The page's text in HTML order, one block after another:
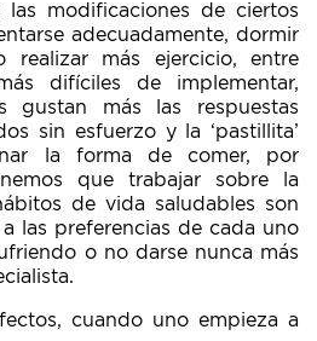
las modificaciones de ciertos
adecuadamente, dormir
realizar más ejercicio, entre
difíciles de implementar,
gustan más las respuestas
sin esfuerzo y la ‘pastillita’
la forma de comer, por
que trabajar sobre la
de vida saludables son
las preferencias de cada uno
o no darse nunca más
cuando uno empieza a